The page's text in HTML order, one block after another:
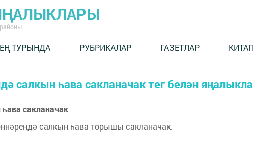
ТУРЫНДА РУБРИКАЛАР ГАЗЕТЛАР
салкын һава сакланачак тег белән
сакланачак
салкын һава торышы сакланачак.